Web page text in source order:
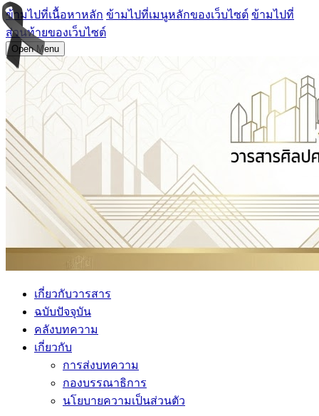
ข้ามไปที่เนื้อหาหลัก ข้ามไปที่เมนูหลักของเว็บไซต์ ข้ามไปที่
ส่วนท้ายของเว็บไซต์
Open Menu
เกี่ยวกับวารสาร
ฉบับปัจจุบัน
คลังบทความ
เกี่ยวกับ
การส่งบทความ
กองบรรณาธิการ
นโยบายความเป็นส่วนตัว